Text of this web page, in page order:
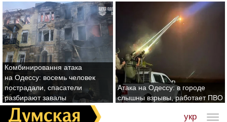
Комбинировання атака
на Одессу: восемь человек
пострадали, спасатели
разбирают завалы
Атака на Одессу: в городе
слышны взрывы, работает ПВО
укр